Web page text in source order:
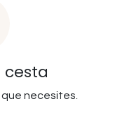
necesites.